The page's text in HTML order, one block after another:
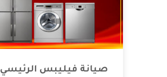
صيانة فيليبس الرئيسي